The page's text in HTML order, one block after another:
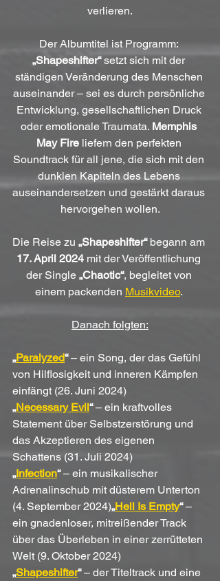
verlieren.
Der Albumtitel ist Programm:
„Shapeshifter“ setzt sich mit der
ständigen Veränderung des Menschen
auseinander – sei es durch persönliche
Entwicklung, gesellschaftlichen Druck
oder emotionale Traumata. Memphis
May Fire liefern den perfekten
Soundtrack für all jene, die sich mit den
dunklen Kapiteln des Lebens
auseinandersetzen und gestärkt daraus
hervorgehen wollen.
Die Reise zu „Shapeshifter“ begann am
17. April 2024 mit der Veröffentlichung
der Single „Chaotic“, begleitet von
einem packenden Musikvideo.
Danach folgten:
„Paralyzed“ – ein Song, der das Gefühl
von Hilflosigkeit und inneren Kämpfen
einfängt (26. Juni 2024)
„Necessary Evil“ – ein kraftvolles
Statement über Selbstzerstörung und
das Akzeptieren des eigenen
Schattens (31. Juli 2024)
„Infection“ – ein musikalischer
Adrenalinschub mit düsterem Unterton
(4. September 2024)„Hell Is Empty“ –
ein gnadenloser, mitreißender Track
über das Überleben in einer zerrütteten
Welt (9. Oktober 2024)
„Shapeshifter“ – der Titeltrack und eine